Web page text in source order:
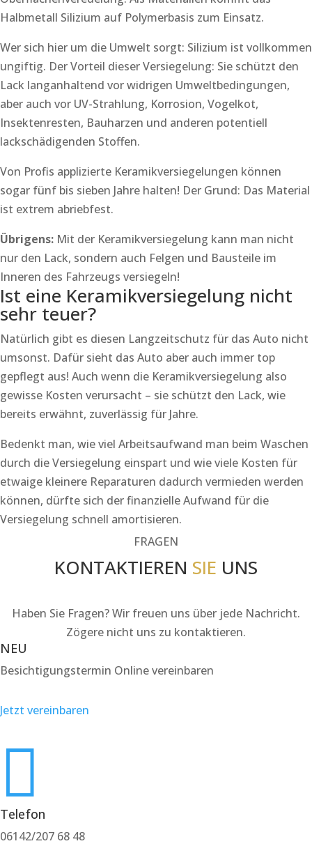
Halbmetall Silizium auf Polymerbasis zum Einsatz.
Wer sich hier um die Umwelt sorgt: Silizium ist vollkommen
ungiftig. Der Vorteil dieser Versiegelung: Sie schützt den
Lack langanhaltend vor widrigen Umweltbedingungen,
aber auch vor UV-Strahlung, Korrosion, Vogelkot,
Insektenresten, Bauharzen und anderen potentiell
lackschädigenden Stoffen.
Von Profis applizierte Keramikversiegelungen können
sogar fünf bis sieben Jahre halten! Der Grund: Das Material
ist extrem abriebfest.
Übrigens: Mit der Keramikversiegelung kann man nicht
nur den Lack, sondern auch Felgen und Bausteile im
Inneren des Fahrzeugs versiegeln!
Ist eine Keramikversiegelung nicht
sehr teuer?
Natürlich gibt es diesen Langzeitschutz für das Auto nicht
umsonst. Dafür sieht das Auto aber auch immer top
gepflegt aus! Auch wenn die Keramikversiegelung also
gewisse Kosten verursacht – sie schützt den Lack, wie
bereits erwähnt, zuverlässig für Jahre.
Bedenkt man, wie viel Arbeitsaufwand man beim Waschen
durch die Versiegelung einspart und wie viele Kosten für
etwaige kleinere Reparaturen dadurch vermieden werden
können, dürfte sich der finanzielle Aufwand für die
Versiegelung schnell amortisieren.
FRAGEN
KONTAKTIEREN SIE UNS
Haben Sie Fragen? Wir freuen uns über jede Nachricht.
Zögere nicht uns zu kontaktieren.
NEU
Besichtigungstermin Online vereinbaren
Jetzt vereinbaren

Telefon
06142/207 68 48